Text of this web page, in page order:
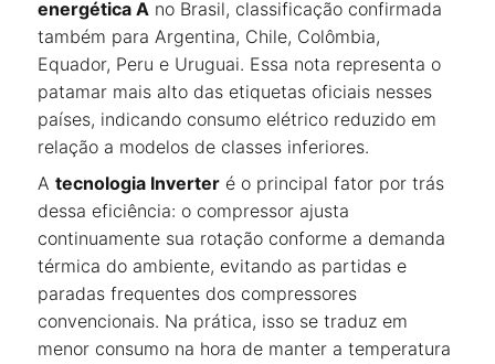
energética A no Brasil, classificação confirmada
também para Argentina, Chile, Colômbia,
Equador, Peru e Uruguai. Essa nota representa o
patamar mais alto das etiquetas oficiais nesses
países, indicando consumo elétrico reduzido em
relação a modelos de classes inferiores.
A tecnologia Inverter é o principal fator por trás
dessa eficiência: o compressor ajusta
continuamente sua rotação conforme a demanda
térmica do ambiente, evitando as partidas e
paradas frequentes dos compressores
convencionais. Na prática, isso se traduz em
menor consumo na hora de manter a temperatura